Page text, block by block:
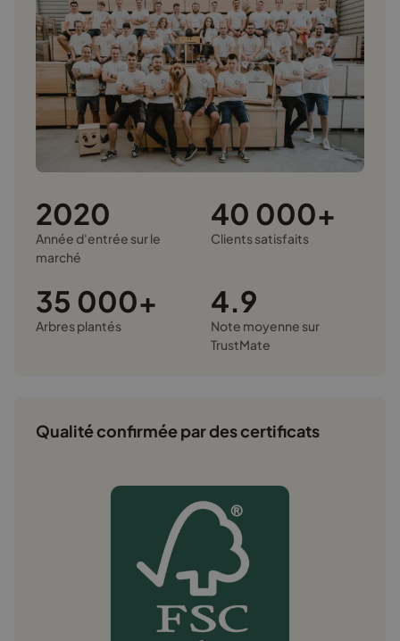
2020
Année d'entrée sur le
marché
40 000+
Clients satisfaits
35 000+
Arbres plantés
4.9
Note moyenne sur
TrustMate
Qualité confirmée par des certificats